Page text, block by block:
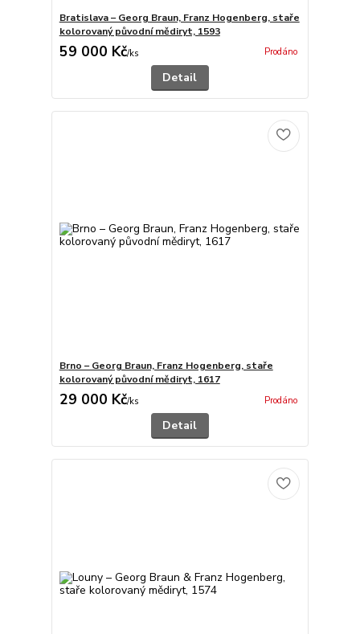
Bratislava – Georg Braun, Franz Hogenberg, staře
kolorovaný původní mědiryt, 1593
59 000 Kč/ks Prodáno
Detail
Brno – Georg Braun, Franz Hogenberg, staře
kolorovaný původní mědiryt, 1617
29 000 Kč/ks Prodáno
Detail